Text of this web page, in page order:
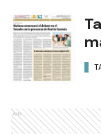
Ads